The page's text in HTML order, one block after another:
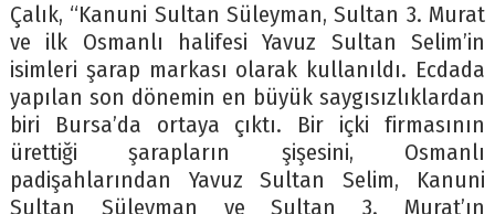
Çalık, “Kanuni Sultan Süleyman, Sultan 3. Murat
ve ilk Osmanlı halifesi Yavuz Sultan Selim’in
isimleri şarap markası olarak kullanıldı. Ecdada
yapılan son dönemin en büyük saygısızlıklardan
biri Bursa’da ortaya çıktı. Bir içki firmasının
ürettiği şarapların şişesini, Osmanlı
padişahlarından Yavuz Sultan Selim, Kanuni
Sultan Süleyman ve Sultan 3. Murat’ın